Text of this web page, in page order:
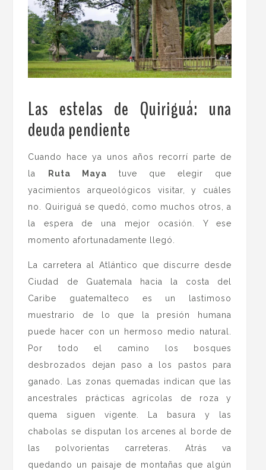
Las estelas de Quiriguá: una
deuda pendiente
Cuando hace ya unos años recorrí parte de
la
Ruta Maya tuve que elegir que
yacimientos arqueológicos visitar, y cuáles
no. Quiriguá se quedó, como muchos otros, a
la espera de una mejor ocasión. Y ese
momento afortunadamente llegó.
La carretera al Atlántico que discurre desde
Ciudad de Guatemala hacia la costa del
Caribe guatemalteco es un lastimoso
muestrario de lo que la presión humana
puede hacer con un hermoso medio natural.
Por todo el camino los bosques
desbrozados dejan paso a los pastos para
ganado. Las zonas quemadas indican que las
ancestrales prácticas agrícolas de roza y
quema siguen vigente. La basura y las
chabolas se disputan los arcenes al borde de
las polvorientas carreteras. Atrás va
quedando un paisaje de montañas que algún